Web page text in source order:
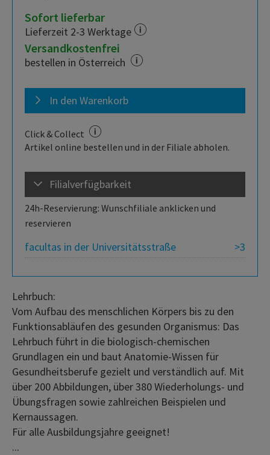
Sofort lieferbar
Lieferzeit 2-3 Werktage
Versandkostenfrei
bestellen in Österreich
In den Warenkorb
Click & Collect
Artikel online bestellen und in der Filiale abholen.
Filialverfügbarkeit
24h-Reservierung: Wunschfiliale anklicken und
reservieren
>3
facultas in der Universitätsstraße
Lehrbuch:
Vom Aufbau des menschlichen Körpers bis zu den
Funktionsabläufen des gesunden Organismus: Das
Lehrbuch führt in die biologisch-chemischen
Grundlagen ein und baut Anatomie-Wissen für
Gesundheitsberufe gezielt und verständlich auf. Mit
über 200 Abbildungen, über 380 Wiederholungs- und
Übungsfragen sowie zahlreichen Beispielen und
Kernaussagen.
Für alle Ausbildungsjahre geeignet!
...